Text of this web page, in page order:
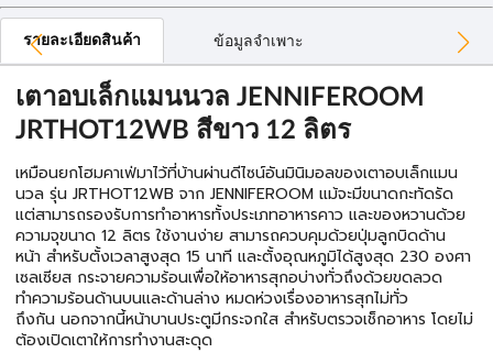
รายละเอียดสินค้า ข้อมูลจำเพาะ
เตาอบเล็กแมนนวล JENNIFEROOM
JRTHOT12WB สีขาว 12 ลิตร
เหมือนยกโฮมคาเฟ่มาไว้ที่บ้านผ่านดีไซน์อันมินิมอลของเตาอบเล็กแมน
นวล รุ่น JRTHOT12WB จาก JENNIFEROOM แม้จะมีขนาดกะทัดรัด
แต่สามารถรองรับการทำอาหารทั้งประเภทอาหารคาว และของหวานด้วย
ความจุขนาด 12 ลิตร ใช้งานง่าย สามารถควบคุมด้วยปุ่มลูกบิดด้าน
หน้า สำหรับตั้งเวลาสูงสุด 15 นาที และตั้งอุณหภูมิได้สูงสุด 230 องศา
เซลเซียส กระจายความร้อนเพื่อให้อาหารสุกอบ่างทั่วถึงด้วยขดลวด
ทำความร้อนด้านบนและด้านล่าง หมดห่วงเรื่องอาหารสุกไม่ทั่ว
ถึงกัน นอกจากนี้หน้าบานประตูมีกระจกใส สำหรับตรวจเช็กอาหาร โดยไม่
ต้องเปิดเตาให้การทำงานสะดุด